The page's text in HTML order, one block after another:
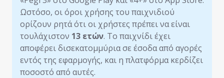
Ωστόσο, οι όροι χρήσης του παιχνιδιού
ορίζουν ρητά ότι οι χρήστες πρέπει να είναι
τουλάχιστον 13 ετών. Το παιχνίδι έχει
αποφέρει δισεκατομμύρια σε έσοδα από αγορές
εντός της εφαρμογής, και η πλατφόρμα κερδίζει
ποσοστό από αυτές.